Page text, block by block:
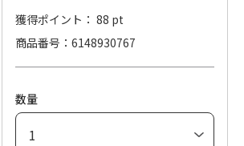
獲得ポイント： 88 pt
商品番号
6148930767
数量